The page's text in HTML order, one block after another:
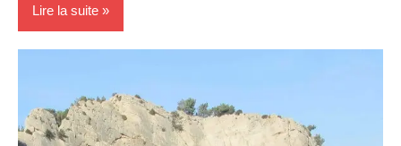
Lire la suite
Blog